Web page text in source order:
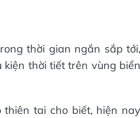
thời gian ngắn sắp tới,
thời tiết trên vùng biển
thiên tai cho biết, hiện nay